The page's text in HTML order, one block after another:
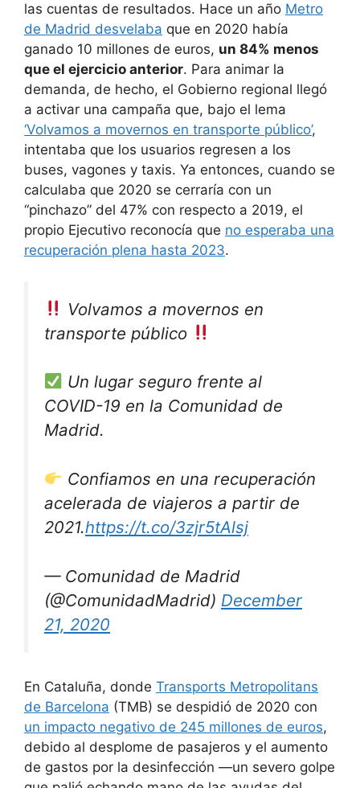
las cuentas de resultados. Hace un año Metro
de Madrid desvelaba que en 2020 había
ganado 10 millones de euros, un 84% menos
que el ejercicio anterior. Para animar la
demanda, de hecho, el Gobierno regional llegó
a activar una campaña que, bajo el lema
‘Volvamos a movernos en transporte público’,
intentaba que los usuarios regresen a los
buses, vagones y taxis. Ya entonces, cuando se
calculaba que 2020 se cerraría con un
“pinchazo” del 47% con respecto a 2019, el
propio Ejecutivo reconocía que no esperaba una
recuperación plena hasta 2023.
Volvamos a movernos en
transporte público
Un lugar seguro frente al
COVID-19 en la Comunidad de
Madrid.
Confiamos en una recuperación
acelerada de viajeros a partir de
2021.https://t.co/3zjr5tAlsj
— Comunidad de Madrid
(@ComunidadMadrid) December
21, 2020
En Cataluña, donde Transports Metropolitans
de Barcelona (TMB) se despidió de 2020 con
un impacto negativo de 245 millones de euros,
debido al desplome de pasajeros y el aumento
de gastos por la desinfección —un severo golpe